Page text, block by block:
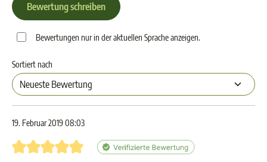
Bewertung schreiben
Bewertungen nur in der aktuellen Sprache anzeigen.
Sortiert nach
19. Februar 2019 08:03
Bewertung mit 5 von 5 Sternen